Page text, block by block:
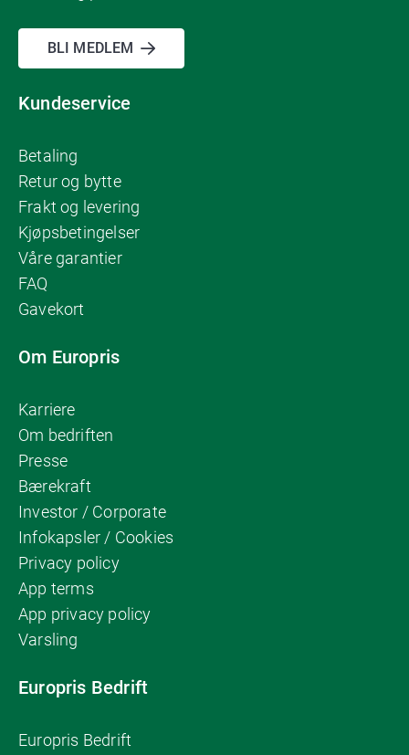
BLI MEDLEM
Kundeservice
Betaling
Retur og bytte
Frakt og levering
Kjøpsbetingelser
Våre garantier
FAQ
Gavekort
Om Europris
Karriere
Om bedriften
Presse
Bærekraft
Investor / Corporate
Infokapsler / Cookies
Privacy policy
App terms
App privacy policy
Varsling
Europris Bedrift
Europris Bedrift